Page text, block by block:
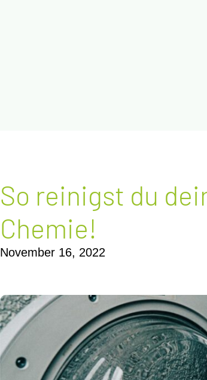
So rei­nigst du
Chemie!
November 16, 2022